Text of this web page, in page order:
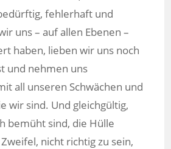
fehlerhaft und
uns – auf allen Ebenen –
haben, lieben wir uns noch
und nehmen uns
all unseren Schwächen und
wir sind. Und gleichgültig,
bemüht sind, die Hülle
nicht richtig zu sein,